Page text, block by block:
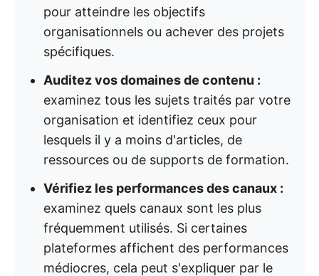
pour atteindre les objectifs
organisationnels ou achever des projets
spécifiques.
Auditez vos domaines de contenu :
examinez tous les sujets traités par votre
organisation et identifiez ceux pour
lesquels il y a moins d'articles, de
ressources ou de supports de formation.
Vérifiez les performances des canaux :
examinez quels canaux sont les plus
fréquemment utilisés. Si certaines
plateformes affichent des performances
médiocres, cela peut s'expliquer par le